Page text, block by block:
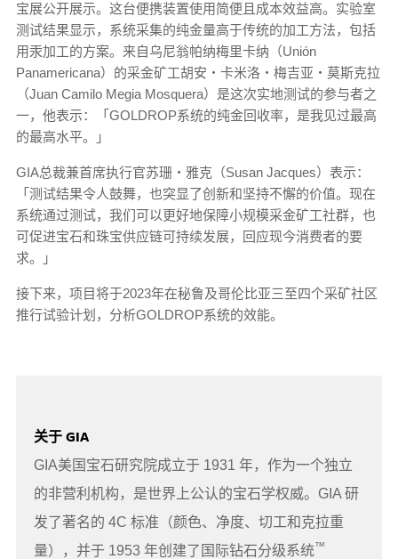
宝展公开展示。这台便携装置使用简便且成本效益高。实验室
测试结果显示，系统采集的纯金量高于传统的加工方法，包括
用汞加工的方案。来自乌尼翁帕纳梅里卡纳（Unión
Panamericana）的采金矿工胡安‧卡米洛‧梅吉亚‧莫斯克拉
（Juan Camilo Megia Mosquera）是这次实地测试的参与者之
一，他表示：「GOLDROP系统的纯金回收率，是我见过最高
的最高水平。」
GIA总裁兼首席执行官苏珊‧雅克（Susan Jacques）表示：
「测试结果令人鼓舞，也突显了创新和坚持不懈的价值。现在
系统通过测试，我们可以更好地保障小规模采金矿工社群，也
可促进宝石和珠宝供应链可持续发展，回应现今消费者的要
求。」
接下来，项目将于2023年在秘鲁及哥伦比亚三至四个采矿社区
推行试验计划，分析GOLDROP系统的效能。
关于 GIA
GIA美国宝石研究院成立于 1931 年，作为一个独立
的非营利机构，是世界上公认的宝石学权威。GIA 研
发了著名的 4C 标准（颜色、净度、切工和克拉重
量），并于 1953 年创建了国际钻石分级系统™